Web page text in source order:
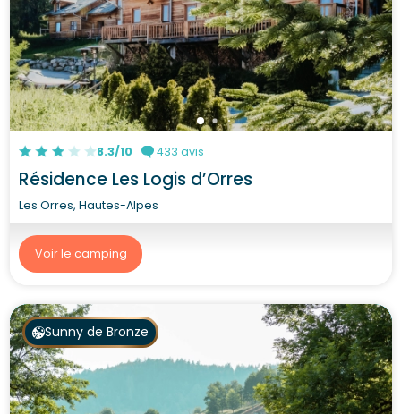
8.3/10 433 avis
Résidence Les Logis d’Orres
Les Orres, Hautes-Alpes
Voir le camping
Sunny de Bronze